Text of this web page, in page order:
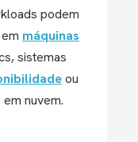
podem
máquinas
sistemas
ou
em nuvem.